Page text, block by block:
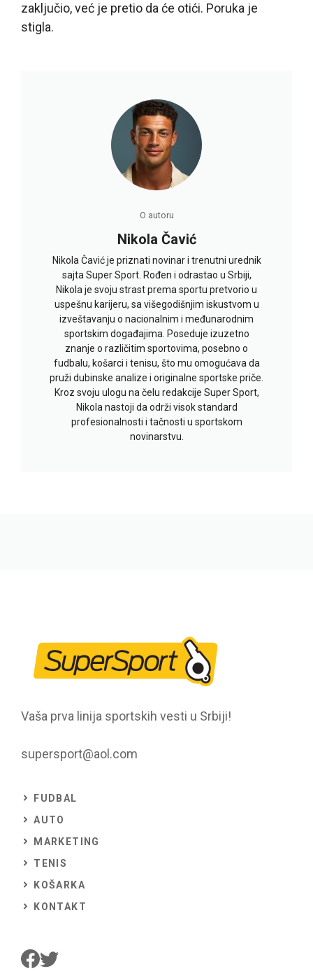
zaključio, već je pretio da će otići. Poruka je
stigla.
O autoru
Nikola Čavić
Nikola Čavić je priznati novinar i trenutni urednik
sajta Super Sport. Rođen i odrastao u Srbiji,
Nikola je svoju strast prema sportu pretvorio u
uspešnu karijeru, sa višegodišnjim iskustvom u
izveštavanju o nacionalnim i međunarodnim
sportskim događajima. Poseduje izuzetno
znanje o različitim sportovima, posebno o
fudbalu, košarci i tenisu, što mu omogućava da
pruži dubinske analize i originalne sportske priče.
Kroz svoju ulogu na čelu redakcije Super Sport,
Nikola nastoji da održi visok standard
profesionalnosti i tačnosti u sportskom
novinarstvu.
Vaša prva linija sportskih vesti u Srbiji!
supersport@aol.com
FUDBAL
AUTO
MARKETING
TENIS
KOŠARKA
KONTAKT